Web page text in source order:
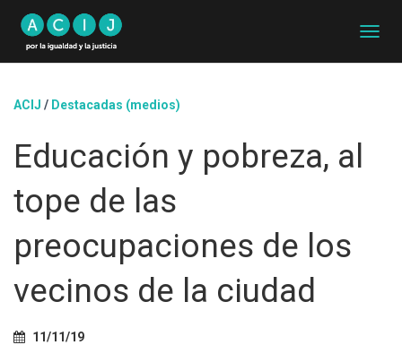
A
ACIJ / Destacadas (medios)
Educación y pobreza, al
tope de las
preocupaciones de los
vecinos de la ciudad
11/11/19